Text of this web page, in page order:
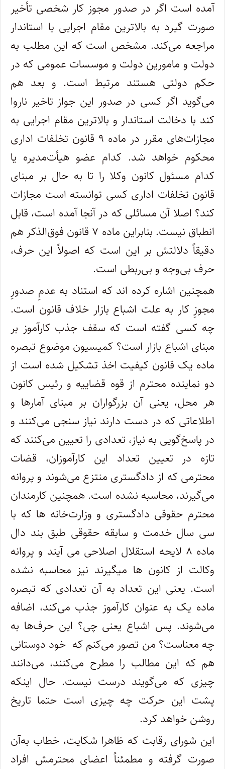
آمده است اگر در صدور مجوز کار شخصی تأخیر
صورت گیرد به بالاترین مقام اجرایی یا استاندار
مراجعه می‌کند. مشخص است که این مطلب به
دولت و مامورین دولت و موسسات عمومی که در
حکم دولتی هستند مرتبط است. و بعد هم
می‌گوید اگر کسی در صدور این جواز تاخیر ناروا
کند با دخالت استاندار و بالاترین مقام اجرایی به
مجازات‌های مقرر در ماده ۹ قانون تخلفات اداری
محکوم خواهد شد. کدام عضو هیأت‌مدیره یا
کدام مسئول کانون وکلا را تا به حال بر مبنای
قانون تخلفات اداری کسی توانسته است مجازات
کند؟ اصلا آن مسائلی که در آنجا آمده است، قابل
انطباق نیست. بنابراین ماده ۷ قانون فوق‌الذکر هم
دقیقاً دلالتش بر این است که اصولاً این حرف،
حرف بی‌وجه و بی‌ربطی است.
همچنین اشاره کرده اند که استناد به عدمِ صدورِ
مجوزِ کار به علت اشباع بازار خلاف قانون است.
چه کسی گفته‌ است که سقف جذب کارآموز بر
مبنای اشباع بازار است؟ کمیسیون موضوع تبصره
ماده یک قانون کیفیت اخذ تشکیل شده است از
دو نماینده محترم از قوه قضاییه و رئیس کانون
هر محل، یعنی آن بزرگواران بر مبنای آمارها و
اطلاعاتی که در دست دارند نیاز سنجی می‌کنند و
در پاسخ‌گویی به نیاز، تعدادی را تعیین می‌کنند که
تازه در تعیین تعداد این کارآموزان، قضات
محترمی که از دادگستری منتزع می‌شوند و پروانه
می‌گیرند، محاسبه نشده است. همچنین کارمندان
محترم حقوقی دادگستری و وزارت‌خانه ها که با
سی سال خدمت و سابقه حقوقی طبق بند دال
ماده ۸ لایحه استقلال اصلاحی می آیند و پروانه
وکالت از کانون ها میگیرند نیز محاسبه نشده
است. یعنی این تعداد به آن تعدادی که تبصره
ماده یک به عنوان کارآموز جذب می‌کند، اضافه
می‌شوند. پس اشباع یعنی چی؟ این حرف‌ها به
چه معناست؟ من تصور می‌کنم که خود دوستانی
هم که این مطالب را مطرح می‌کنند، می‌دانند
چیزی که می‌گویند درست نیست. حال اینکه
پشت این حرکت چه چیزی است حتما تاریخ
روشن خواهد کرد.
این شورای رقابت که ظاهرا شکایت، خطاب به‌آن
صورت گرفته و مطمئناً اعضای محترمش افراد